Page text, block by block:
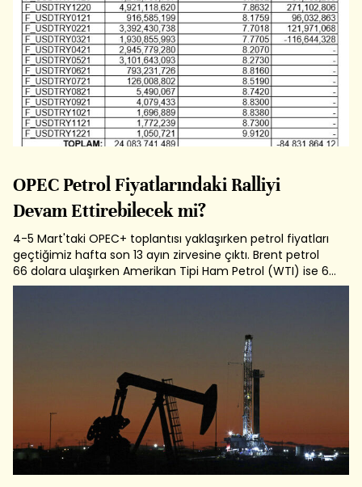
OPEC Petrol Fiyatlarındaki Ralliyi
Devam Ettirebilecek mi?
4-5 Mart'taki OPEC+ toplantısı yaklaşırken petrol fiyatları
geçtiğimiz hafta son 13 ayın zirvesine çıktı. Brent petrol
66 dolara ulaşırken Amerikan Tipi Ham Petrol (WTI) ise 63
dolar ile rekor kırdı. Geçen yıl 20 Nisan günü negatif 47